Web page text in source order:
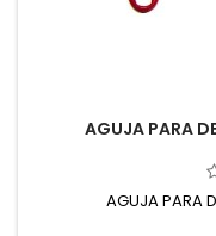
AGUJA PARA
AGUJA PARA